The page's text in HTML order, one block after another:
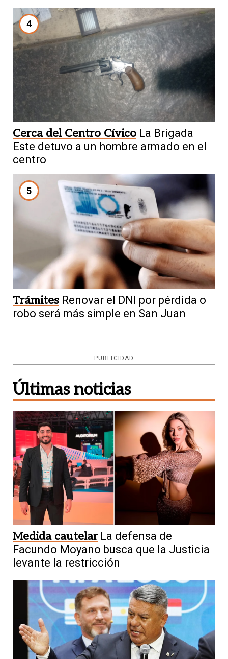
4
Cerca del Centro Cívico La Brigada
Este detuvo a un hombre armado en el
centro
5
Trámites Renovar el DNI por pérdida o
robo será más simple en San Juan
PUBLICIDAD
Últimas noticias
Medida cautelar La defensa de
Facundo Moyano busca que la Justicia
levante la restricción